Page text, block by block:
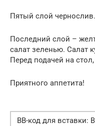
Пятый слой чернослив.
Последний слой –
салат зеленью. Салат
Перед подачей на
Приятного аппетита!
BB-код для вставки: